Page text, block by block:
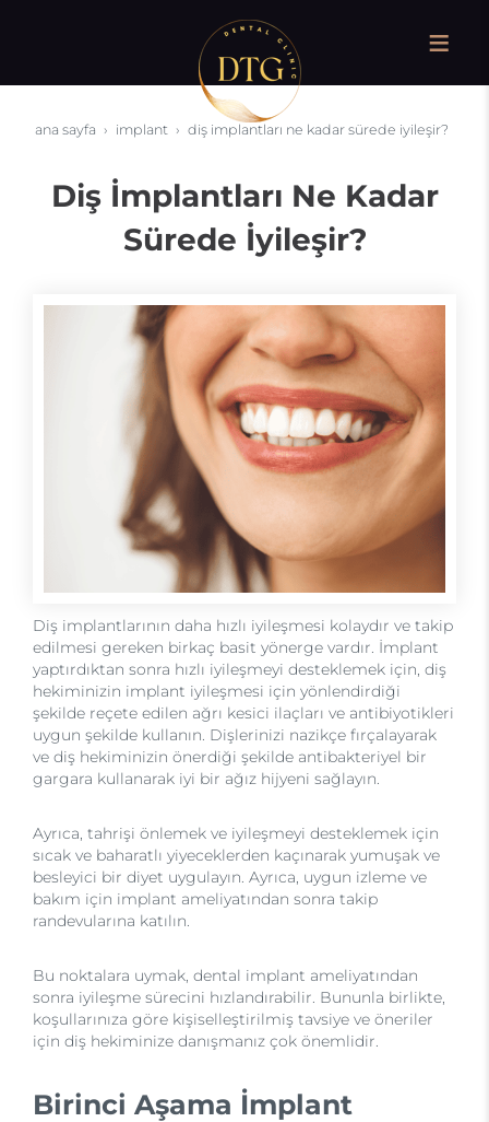
ana sayfa i̇mplant diş i̇mplantları ne kadar sürede i̇yileşir?
Diş İmplantları Ne Kadar
Sürede İyileşir?
Diş implantlarının daha hızlı iyileşmesi kolaydır ve takip
edilmesi gereken birkaç basit yönerge vardır. İmplant
yaptırdıktan sonra hızlı iyileşmeyi desteklemek için, diş
hekiminizin implant iyileşmesi için yönlendirdiği
şekilde reçete edilen ağrı kesici ilaçları ve antibiyotikleri
uygun şekilde kullanın. Dişlerinizi nazikçe fırçalayarak
ve diş hekiminizin önerdiği şekilde antibakteriyel bir
gargara kullanarak iyi bir ağız hijyeni sağlayın.
Ayrıca, tahrişi önlemek ve iyileşmeyi desteklemek için
sıcak ve baharatlı yiyeceklerden kaçınarak yumuşak ve
besleyici bir diyet uygulayın. Ayrıca, uygun izleme ve
bakım için implant ameliyatından sonra takip
randevularına katılın.
Bu noktalara uymak, dental implant ameliyatından
sonra iyileşme sürecini hızlandırabilir. Bununla birlikte,
koşullarınıza göre kişiselleştirilmiş tavsiye ve öneriler
için diş hekiminize danışmanız çok önemlidir.
Birinci Aşama İmplant